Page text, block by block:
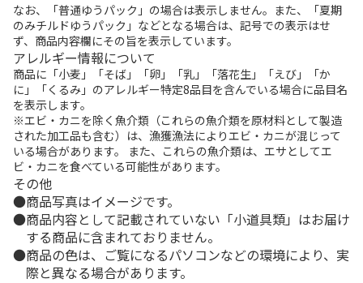
なお、「普通ゆうパック」の場合は表示しません。また、「夏期
のみチルドゆうパック」などとなる場合は、記号での表示はせ
ず、商品内容欄にその旨を表示しています。
アレルギー情報について
商品に「小麦」「そば」「卵」「乳」「落花生」「えび」「か
に」「くるみ」のアレルギー特定8品目を含んでいる場合に品目名
を表示します。
※エビ・カニを除く魚介類（これらの魚介類を原材料として製造
された加工品も含む）は、漁獲漁法によりエビ・カニが混じって
いる場合があります。 また、これらの魚介類は、エサとしてエ
ビ・カニを食べている可能性があります。
その他
商品写真はイメージです。
商品内容として記載されていない「小道具類」はお届け
する商品に含まれておりません。
商品の色は、ご覧になるパソコンなどの環境により、実
際と異なる場合があります。